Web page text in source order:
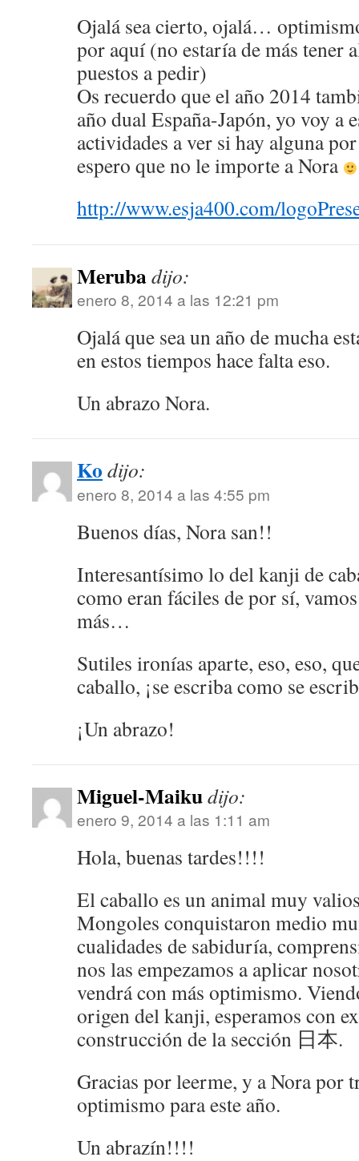
Ojalá sea cierto, ojalá…
por aquí (no estaría de más tener
puestos a pedir)
Os recuerdo que el año 2014
año dual España-Japón, yo voy a
actividades a ver si hay alguna
espero que no le importe a Nora
http://www.esja400.com/
Merubadijo:
enero 8, 2014 a las 12:21 pm
Ojalá que sea un año de mucha
en estos tiempos hace falta eso.
Un abrazo Nora.
Ko dijo:
enero 8, 2014 a las 4:55 pm
Buenos días, Nora san!!
Interesantísimo lo del kanji de
como eran fáciles de por sí,
más…
Sutiles ironías aparte, eso, eso,
caballo, ¡se escriba como se
¡Un abrazo!
Miguel-Maikudijo:
enero 9, 2014 a las 1:11 am
Hola, buenas tardes!!!!
El caballo es un animal muy
Mongoles conquistaron medio
cualidades de sabiduría,
nos las empezamos a aplicar
vendrá con más optimismo.
origen del kanji, esperamos con
construcción de la sección 日本.
Gracias por leerme, y a Nora por
optimismo para este año.
Un abrazín!!!!